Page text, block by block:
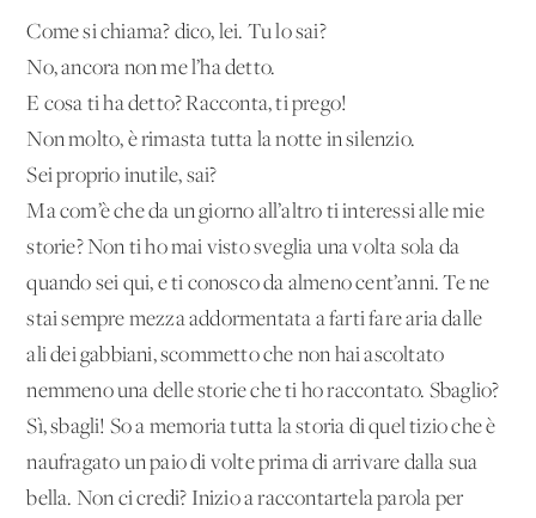
Come si chiama? dico, lei. Tu lo sai?
No, ancora non me l’ha detto.
E cosa ti ha detto? Racconta, ti prego!
Non molto, è rimasta tutta la notte in silenzio.
Sei proprio inutile, sai?
Ma com’è che da un giorno all’altro ti interessi alle mie
storie? Non ti ho mai visto sveglia una volta sola da
quando sei qui, e ti conosco da almeno cent’anni. Te ne
stai sempre mezza addormentata a farti fare aria dalle
ali dei gabbiani, scommetto che non hai ascoltato
nemmeno una delle storie che ti ho raccontato. Sbaglio?
Sì, sbagli! So a memoria tutta la storia di quel tizio che è
naufragato un paio di volte prima di arrivare dalla sua
bella. Non ci credi? Inizio a raccontartela parola per